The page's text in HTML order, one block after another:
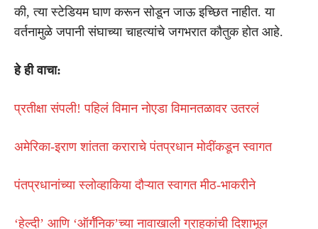
की, त्या स्टेडियम घाण करून सोडून जाऊ इच्छित नाहीत. या
वर्तनामुळे जपानी संघाच्या चाहत्यांचे जगभरात कौतुक होत आहे.
हे ही वाचा:
प्रतीक्षा संपली! पहिलं विमान नोएडा विमानतळावर उतरलं
अमेरिका-इराण शांतता कराराचे पंतप्रधान मोदींकडून स्वागत
पंतप्रधानांच्या स्लोव्हाकिया दौऱ्यात स्वागत मीठ-भाकरीने
‘हेल्दी’ आणि ‘ऑर्गॅनिक’च्या नावाखाली ग्राहकांची दिशाभूल